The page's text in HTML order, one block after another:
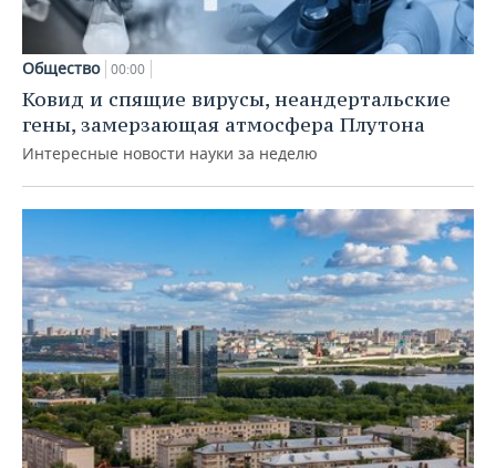
Общество 00:00
Ковид и спящие вирусы, неандертальские
гены, замерзающая атмосфера Плутона
Интересные новости науки за неделю